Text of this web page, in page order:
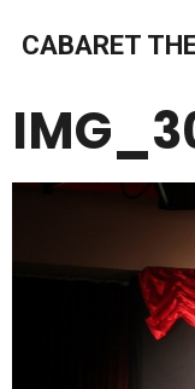
CABARET